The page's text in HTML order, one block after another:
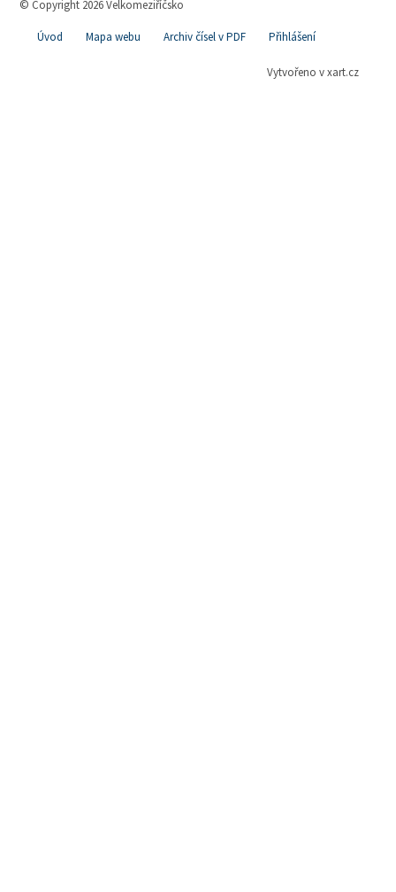
© Copyright 2026 Velkomeziříčsko
Úvod Mapa webu Archiv čísel v PDF Přihlášení
Vytvořeno v xart.cz